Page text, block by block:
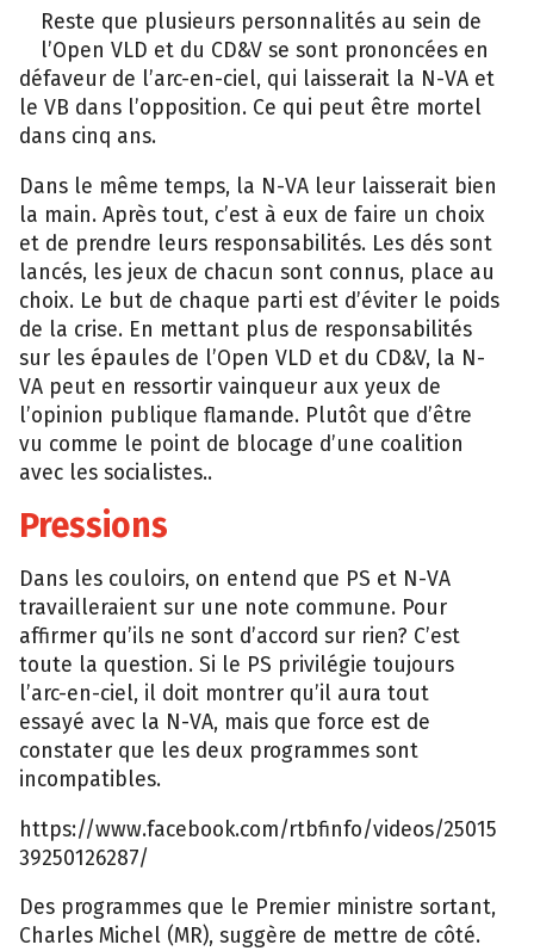
Reste que plusieurs personnalités au sein de
l’Open VLD et du CD&V se sont prononcées en
défaveur de l’arc-en-ciel, qui laisserait la N-VA et
le VB dans l’opposition. Ce qui peut être mortel
dans cinq ans.
Dans le même temps, la N-VA leur laisserait bien
la main. Après tout, c’est à eux de faire un choix
et de prendre leurs responsabilités. Les dés sont
lancés, les jeux de chacun sont connus, place au
choix. Le but de chaque parti est d’éviter le poids
de la crise. En mettant plus de responsabilités
sur les épaules de l’Open VLD et du CD&V, la N-
VA peut en ressortir vainqueur aux yeux de
l’opinion publique flamande. Plutôt que d’être
vu comme le point de blocage d’une coalition
avec les socialistes..
Pressions
Dans les couloirs, on entend que PS et N-VA
travailleraient sur une note commune. Pour
affirmer qu’ils ne sont d’accord sur rien? C’est
toute la question. Si le PS privilégie toujours
l’arc-en-ciel, il doit montrer qu’il aura tout
essayé avec la N-VA, mais que force est de
constater que les deux programmes sont
incompatibles.
https://www.facebook.com/rtbfinfo/videos/25015
39250126287/
Des programmes que le Premier ministre sortant,
Charles Michel (MR), suggère de mettre de côté.